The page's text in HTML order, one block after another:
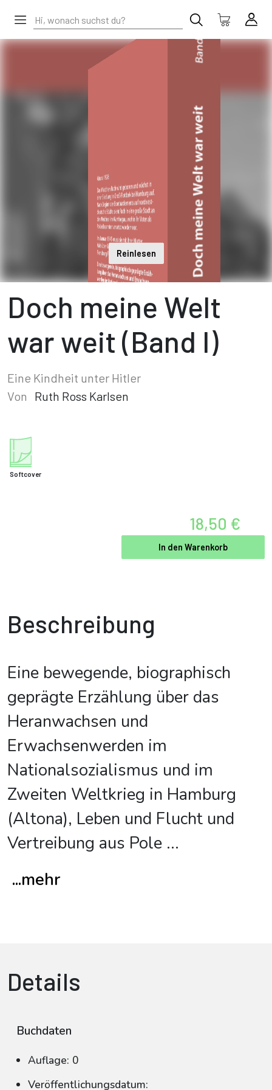
Reinlesen
Doch meine Welt
war weit (Band I)
Eine Kindheit unter Hitler
Von
Ruth Ross Karlsen
Softcover
18,50 €
In den Warenkorb
Beschreibung
Eine bewegende, biographisch
geprägte Erzählung über das
Heranwachsen und
Erwachsenwerden im
Nationalsozialismus und im
Zweiten Weltkrieg in Hamburg
(Altona), Leben und Flucht und
Vertreibung aus Pole ...
...mehr
Details
Buchdaten
Auflage: 0
Veröffentlichungsdatum: